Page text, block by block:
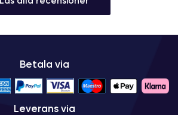
Betala via
Leverans via